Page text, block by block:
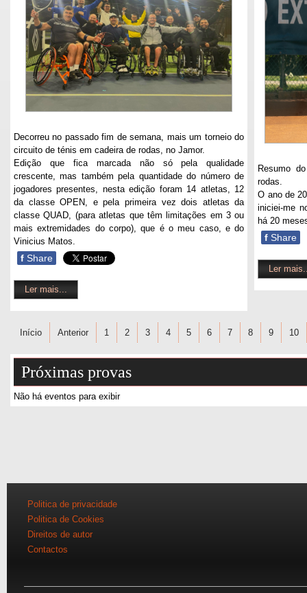
Decorreu no passado fim de semana, mais um torneio do
circuito de ténis em cadeira de rodas, no Jamor.
Edição que fica marcada não só pela qualidade
crescente, mas também pela quantidade do número de
jogadores presentes, nesta edição foram 14 atletas, 12
da classe OPEN, e pela primeira vez dois atletas da
classe QUAD, (para atletas que têm limitações em 3 ou
mais extremidades do corpo), que é o meu caso, e do
Vinicius Matos.
f Share
Ler mais...
Resumo
rodas.
O ano de
iniciei-me
há 20
f Share
Ler
Início Anterior 1 2 3 4 5 6 7 8 9 10
Próximas provas
Não há eventos para exibir
Politica de privacidade
Politica de Cookies
Direitos de autor
Contactos